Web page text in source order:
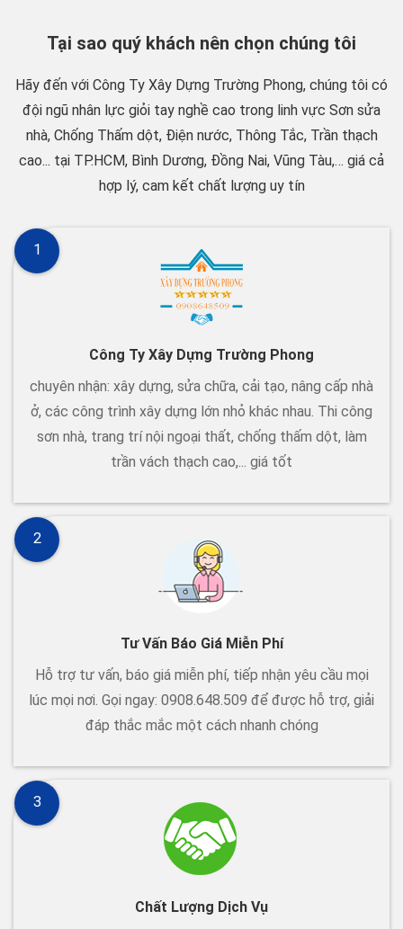
Tại sao quý khách nên chọn chúng tôi
Hãy đến với Công Ty Xây Dựng Trường Phong, chúng tôi có
đội ngũ nhân lực giỏi tay nghề cao trong linh vực Sơn sửa
nhà, Chống Thấm dột, Điện nước, Thông Tắc, Trần thạch
cao... tại TP.HCM, Bình Dương, Đồng Nai, Vũng Tàu,… giá cả
hợp lý, cam kết chất lượng uy tín
Công Ty Xây Dựng Trường Phong
chuyên nhận: xây dựng, sửa chữa, cải tạo, nâng cấp nhà
ở, các công trình xây dựng lớn nhỏ khác nhau. Thi công
sơn nhà, trang trí nội ngoại thất, chống thấm dột, làm
trần vách thạch cao,... giá tốt
1
Tư Vấn Báo Giá Miễn Phí
Hỗ trợ tư vấn, báo giá miễn phí, tiếp nhận yêu cầu mọi
lúc mọi nơi. Gọi ngay: 0908.648.509 để được hỗ trợ, giải
đáp thắc mắc một cách nhanh chóng
2
Chất Lượng Dịch Vụ
3